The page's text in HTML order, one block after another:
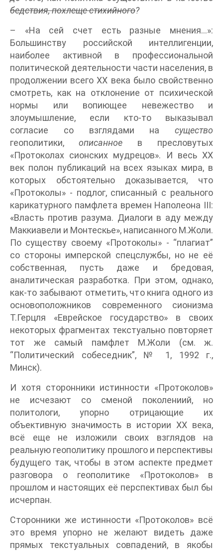
бедствия, похлеще стихийного?
– «На сей счет есть разные мнения…»:
Большинству российской интеллигенции,
наиболее активной в профессиональной
политической деятельности части населения, в
продолжении всего ХХ века было свойственно
смотреть, как на отклонение от психической
нормы или вопиющее невежество и
злоумышление, если кто-то выказывал
согласие со взглядами на существо
геополитики, описанное в пресловутых
«Протоколах сионских мудрецов». И весь ХХ
век полон публикаций на всех языках мира, в
которых обстоятельно доказывается, что
«Протоколы» - подлог, списанный с реального
карикатурного памфлета времен Наполеона III:
«Власть против разума. Диалоги в аду между
Маккиавели и Монтескье», написанного М.Жоли.
По существу своему «Протоколы» - “плагиат”
со стороны имперской спецслужбы, но не её
собственная, пусть даже и бредовая,
аналитическая разработка. При этом, однако,
как-то забывают отметить, что книга одного из
основоположников современного сионизма
Т.Герцля «Еврейское государство» в своих
некоторых фрагментах текстуально повторяет
тот же самый памфлет М.Жоли (см. ж.
“Политический собеседник”, № 1, 1992 г.,
Минск).
И хотя сторонники истинности «Протоколов»
не исчезают со сменой поколениий, но
политологи, упорно отрицающие их
объективную значимость в истории ХХ века,
всё еще не изложили своих взглядов на
реальную геополитику прошлого и перспективы
будущего так, чтобы в этом аспекте предмет
разговора о геополитике «Протоколов» в
прошлом и настоящих её перспективах был бы
исчерпан.
Сторонники же истинности «Протоколов» всё
это время упорно не желают видеть даже
прямых текстуальных совпадений, в якобы